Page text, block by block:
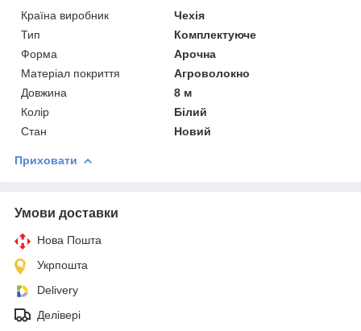
Країна виробник
Чехія
Тип
Комплектуюче
Форма
Арочна
Матеріал покриття
Агроволокно
Довжина
8 м
Колір
Білий
Стан
Новий
Приховати
Умови доставки
Нова Пошта
Укрпошта
Delivery
Делівері